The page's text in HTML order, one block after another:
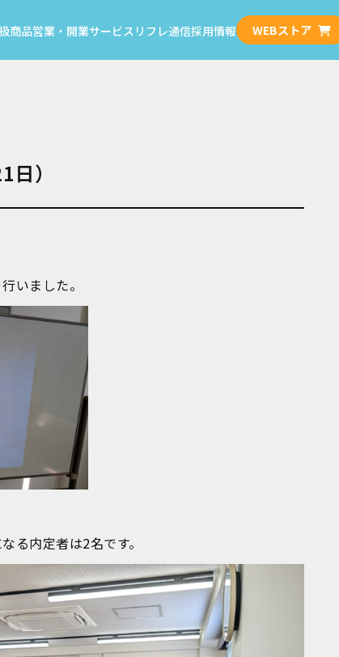
商品営業・開業サービス リフレ通信採用情報 WEBストア
）
いました。
る内定者は2名です。